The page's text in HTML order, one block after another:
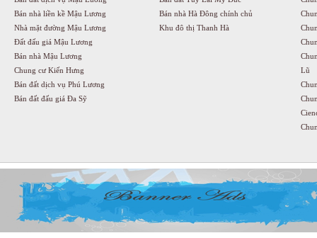
Bán nhà liền kề Mậu Lương
Nhà mặt đường Mậu Lương
Đất đấu giá Mậu Lương
Bán nhà Mậu Lương
Chung cư Kiến Hưng
Bán đất dịch vụ Phú Lương
Bán đất đấu giá Đa Sỹ
Bán nhà Hà Đông chính chủ
Khu đô thị Thanh Hà
Lũ